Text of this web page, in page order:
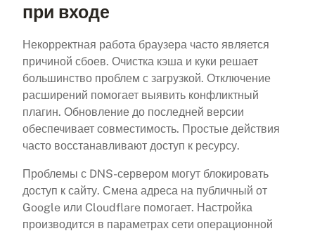
при входе
Некорректная работа браузера часто является
причиной сбоев. Очистка кэша и куки решает
большинство проблем с загрузкой. Отключение
расширений помогает выявить конфликтный
плагин. Обновление до последней версии
обеспечивает совместимость. Простые действия
часто восстанавливают доступ к ресурсу.
Проблемы с DNS-сервером могут блокировать
доступ к сайту. Смена адреса на публичный от
Google или Cloudflare помогает. Настройка
производится в параметрах сети операционной